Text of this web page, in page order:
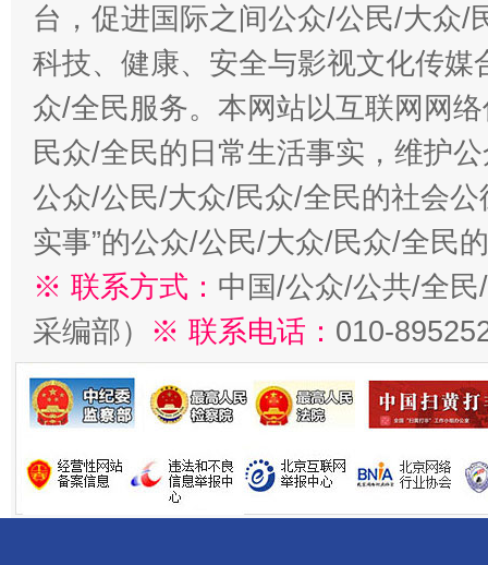
台，促进国际之间公众/公民/大众/
科技、健康、安全与影视文化传
众/全民服务。本网站以互联网网
民众/全民的日常生活事实，维护
公众/公民/大众/民众/全民的社会公
实事”的公众/公民/大众/民众/全民
※ 联系方式： 中国/公众/公共/全
采编部） ※ 联系电话： 010-